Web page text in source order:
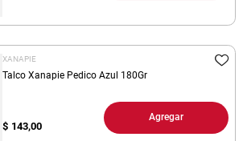
XANAPIE
Talco Xanapie Pedico Azul 180Gr
$ 143,00
Agregar